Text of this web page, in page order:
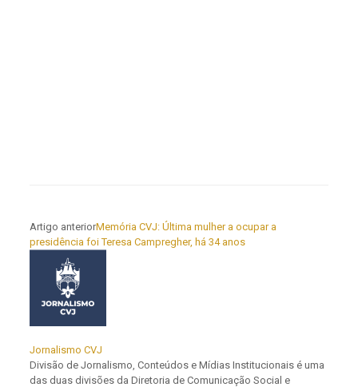
Artigo anteriorMemória CVJ: Última mulher a ocupar a
presidência foi Teresa Campregher, há 34 anos
Jornalismo CVJ
Divisão de Jornalismo, Conteúdos e Mídias Institucionais é uma
das duas divisões da Diretoria de Comunicação Social e